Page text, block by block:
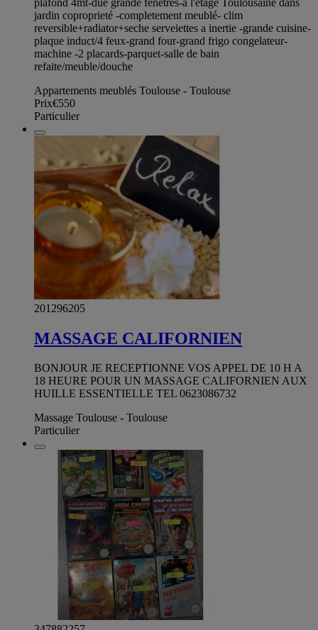
jardin coproprieté -completement meublé- clim
reversible+radiator+seche serveiettes a inertie -grande cuisine-
plaque induct/4 feux-grand four-grand frigo congelateur-
machine -2 placards-parquet-salle de bain
refaite/meuble/douche
Appartements meublés Toulouse - Toulouse
Prix€550
Particulier
201296205
MASSAGE CALIFORNIEN
BONJOUR JE RECEPTIONNE VOS APPEL DE 10 H A
18 HEURE POUR UN MASSAGE CALIFORNIEN AUX
HUILLE ESSENTIELLE TEL 0623086732
Massage Toulouse - Toulouse
Particulier